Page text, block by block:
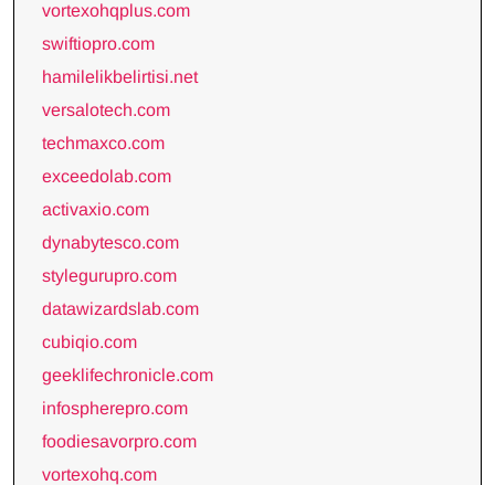
vortexohqplus.com
swiftiopro.com
hamilelikbelirtisi.net
versalotech.com
techmaxco.com
exceedolab.com
activaxio.com
dynabytesco.com
stylegurupro.com
datawizardslab.com
cubiqio.com
geeklifechronicle.com
infospherepro.com
foodiesavorpro.com
vortexohq.com